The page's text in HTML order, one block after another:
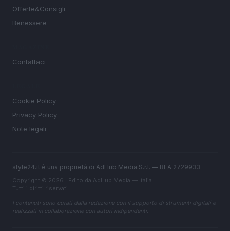
Offerte&Consigli
Benessere
Contattaci
Cookie Policy
Privacy Policy
Note legali
style24.it è una proprietà di AdHub Media S.r.l. — REA 2729933
Copyright © 2026 · Edito da AdHub Media — Italia
Tutti i diritti riservati
I contenuti sono curati dalla redazione con il supporto di strumenti digitali e
realizzati in collaborazione con autori indipendenti.